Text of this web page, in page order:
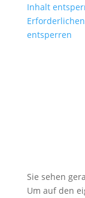
Inhalt
entsperren
Sie sehen
Um auf den